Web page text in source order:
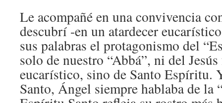
Le acompañé en una convivencia
descubrí -en un atardecer
sus palabras el protagonismo del
solo de nuestro “Abbá”, ni del
eucarístico, sino de Santo Espíritu.
Santo, Ángel siempre hablaba de la